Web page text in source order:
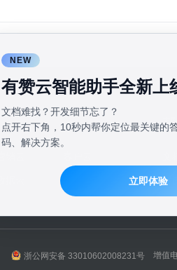
NEW
有赞云智能助手全新上
文档难找？开发细节忘了？
点开右下角，10秒内帮你定位最关键的
码、解决方案。
立即体验解
浙公网安备 33010602008231号 增值